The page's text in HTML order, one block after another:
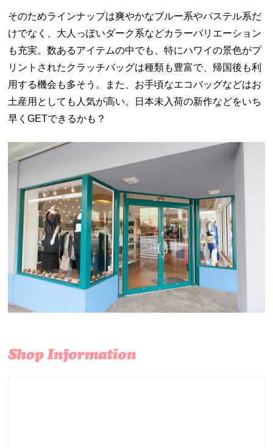
そのためラインナップは爽やかなブルー系やパステル系だ
けでなく、大人っぽいダーク系などカラーバリエーション
も充実。数あるアイテムの中でも、特にハワイの景色がプ
リントされたクラッチバッグは種類も豊富で、帰国後も利
用する機会も多そう。また、お手頃なエコバッグなどはお
土産用としても人気が高い。日本未入荷の新作などをいち
早くGETできるかも？